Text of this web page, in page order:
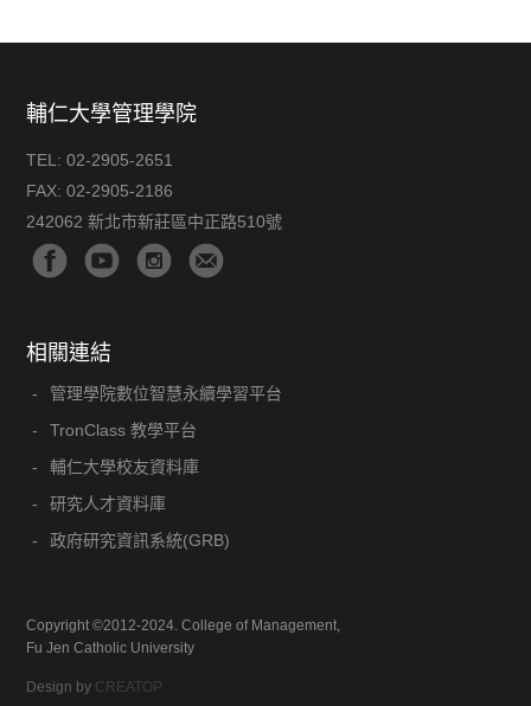
輔仁大學管理學院
TEL:02-2905-2651
FAX:02-2905-2186
242062 新北市新莊區中正路510號
相關連結
管理學院數位智慧永續學習平台
TronClass 教學平台
輔仁大學校友資料庫
研究人才資料庫
政府研究資訊系統(GRB)
Copyright ©2012-2024. College of Management,
Fu Jen Catholic University
Design by CREATOP